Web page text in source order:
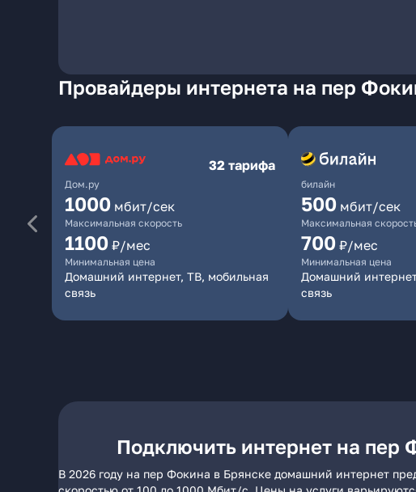
Провайдеры интернета на пер
Дом.ру
32 тарифа
1000 мбит/сек
Максимальная скорость
1100 ₽/мес
Минимальная цена
Домашний интернет, ТВ, мобильная
связь
билайн
500 мбит/сек
Максимальная
700 ₽/мес
Минимальная цена
Домашний
связь
Подключить интернет на пер
В 2026 году на пер Фокина в Брянске домашний интернет